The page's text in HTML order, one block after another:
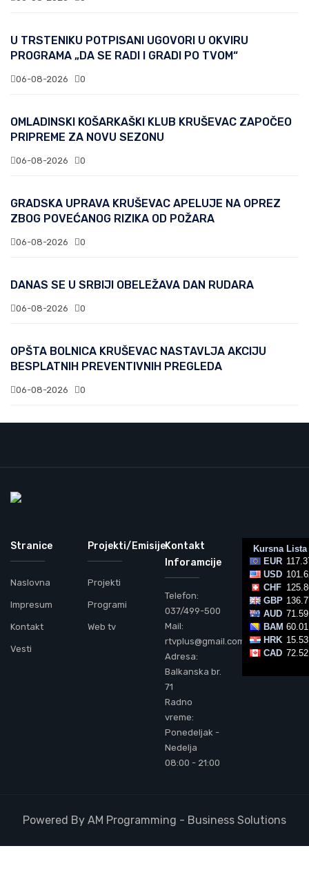
U TRSTENIKU POTPISANI UGOVORI U OKVIRU
PROGRAMA „DA SE RADI I GRADI PO TVOM“
06-08-2026 0
OMLADINSKI KOŠARKAŠKI KLUB KRUŠEVAC ZAPOČEO
PRIPREME ZA NOVU SEZONU
06-08-2026 0
GRADSKA UPRAVA KRUŠEVAC APELUJE NA OPREZ
ZBOG POVEĆANOG RIZIKA OD POŽARA
06-08-2026 0
DANAS SE U SRBIJI OBELEŽAVA DAN RUDARA
06-08-2026 0
OPŠTA BOLNICA KRUŠEVAC NASTAVLJA AKCIJU
BESPLATNIH PREVENTIVNIH PREGLEDA
06-08-2026 0
Stranice
Naslovna
Impresum
Kontakt
Vesti
Projekti/Emisije
Projekti
Programi
Web tv
Kontakt
Inforamcije
Telefon:
037/499-500
Mail:
rtvplus@gmail.com
Adresa:
Balkanska br.
71
Radno
vreme:
Ponedeljak -
Nedelja
08:00 - 21:00
Powered By AM Programming - Business Solutions